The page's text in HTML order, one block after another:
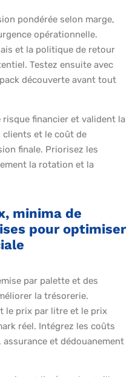
pondérée selon marge,
opérationnelle.
et la politique de retour
Testez ensuite avec
découverte avant tout
financier et valident la
clients et le coût de
finale. Priorisez les
la rotation et la
minima de
pour optimiser
par palette et des
la trésorerie.
le prix par litre et le prix
réel. Intégrez les coûts
et dédouanement